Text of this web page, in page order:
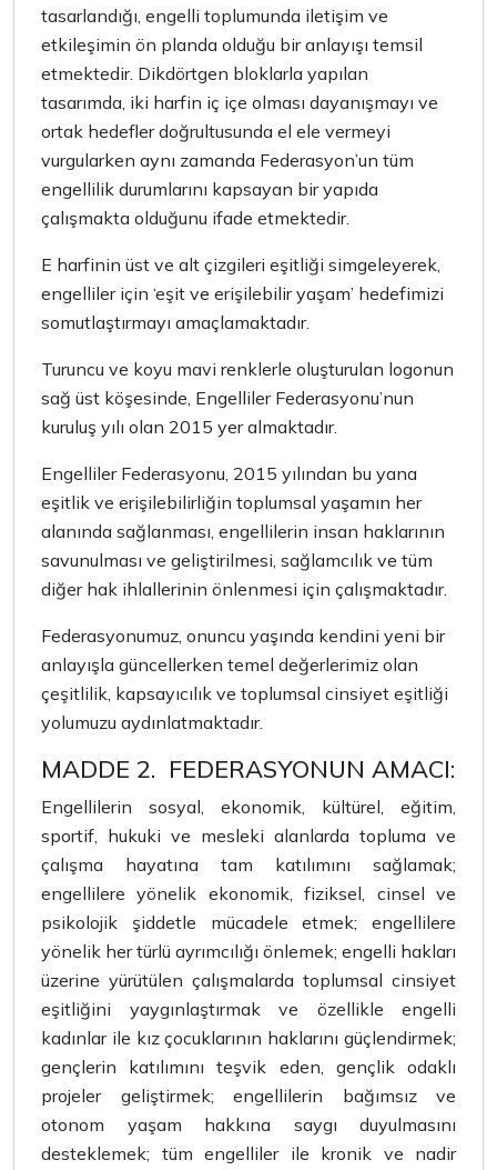
tasarlandığı, engelli toplumunda iletişim ve
etkileşimin ön planda olduğu bir anlayışı temsil
etmektedir. Dikdörtgen bloklarla yapılan
tasarımda, iki harfin iç içe olması dayanışmayı ve
ortak hedefler doğrultusunda el ele vermeyi
vurgularken aynı zamanda Federasyon’un tüm
engellilik durumlarını kapsayan bir yapıda
çalışmakta olduğunu ifade etmektedir.
E harfinin üst ve alt çizgileri eşitliği simgeleyerek,
engelliler için ‘eşit ve erişilebilir yaşam’ hedefimizi
somutlaştırmayı amaçlamaktadır.
Turuncu ve koyu mavi renklerle oluşturulan logonun
sağ üst köşesinde, Engelliler Federasyonu’nun
kuruluş yılı olan 2015 yer almaktadır.
Engelliler Federasyonu, 2015 yılından bu yana
eşitlik ve erişilebilirliğin toplumsal yaşamın her
alanında sağlanması, engellilerin insan haklarının
savunulması ve geliştirilmesi, sağlamcılık ve tüm
diğer hak ihlallerinin önlenmesi için çalışmaktadır.
Federasyonumuz, onuncu yaşında kendini yeni bir
anlayışla güncellerken temel değerlerimiz olan
çeşitlilik, kapsayıcılık ve toplumsal cinsiyet eşitliği
yolumuzu aydınlatmaktadır.
MADDE 2. FEDERASYONUN AMACI:
Engellilerin sosyal, ekonomik, kültürel, eğitim,
sportif, hukuki ve mesleki alanlarda topluma ve
çalışma hayatına tam katılımını sağlamak;
engellilere yönelik ekonomik, fiziksel, cinsel ve
psikolojik şiddetle mücadele etmek; engellilere
yönelik her türlü ayrımcılığı önlemek; engelli hakları
üzerine yürütülen çalışmalarda toplumsal cinsiyet
eşitliğini yaygınlaştırmak ve özellikle engelli
kadınlar ile kız çocuklarının haklarını güçlendirmek;
gençlerin katılımını teşvik eden, gençlik odaklı
projeler geliştirmek; engellilerin bağımsız ve
otonom yaşam hakkına saygı duyulmasını
desteklemek; tüm engelliler ile kronik ve nadir